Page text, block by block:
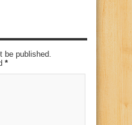
be published.
*